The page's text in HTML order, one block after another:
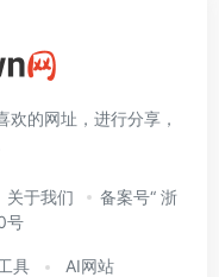
的网址，进行分享，
关于我们
备案号“ 浙
号
具 AI网站